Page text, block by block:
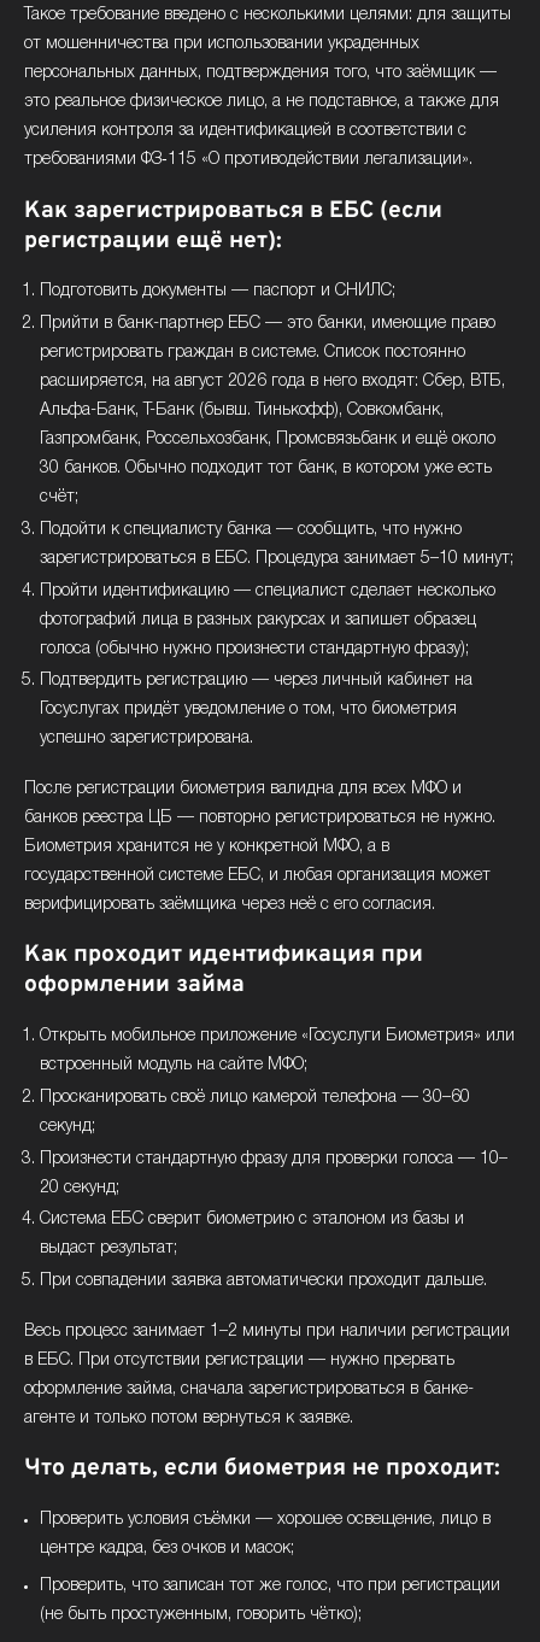
Такое требование введено с несколькими целями: для защиты
от мошенничества при использовании украденных
персональных данных, подтверждения того, что заёмщик —
это реальное физическое лицо, а не подставное, а также для
усиления контроля за идентификацией в соответствии с
требованиями ФЗ‑115 «О противодействии легализации».
Как зарегистрироваться в ЕБС (если
регистрации ещё нет):
Подготовить документы — паспорт и СНИЛС;
Прийти в банк-партнер ЕБС — это банки, имеющие право
регистрировать граждан в системе. Список постоянно
расширяется, на август 2026 года в него входят: Сбер, ВТБ,
Альфа-Банк, Т-Банк (бывш. Тинькофф), Совкомбанк,
Газпромбанк, Россельхозбанк, Промсвязьбанк и ещё около
30 банков. Обычно подходит тот банк, в котором уже есть
счёт;
Подойти к специалисту банка — сообщить, что нужно
зарегистрироваться в ЕБС. Процедура занимает 5–10 минут;
Пройти идентификацию — специалист сделает несколько
фотографий лица в разных ракурсах и запишет образец
голоса (обычно нужно произнести стандартную фразу);
Подтвердить регистрацию — через личный кабинет на
Госуслугах придёт уведомление о том, что биометрия
успешно зарегистрирована.
После регистрации биометрия валидна для всех МФО и
банков реестра ЦБ — повторно регистрироваться не нужно.
Биометрия хранится не у конкретной МФО, а в
государственной системе ЕБС, и любая организация может
верифицировать заёмщика через неё с его согласия.
Как проходит идентификация при
оформлении займа
Открыть мобильное приложение «Госуслуги Биометрия» или
встроенный модуль на сайте МФО;
Просканировать своё лицо камерой телефона — 30–60
секунд;
Произнести стандартную фразу для проверки голоса — 10–
20 секунд;
Система ЕБС сверит биометрию с эталоном из базы и
выдаст результат;
При совпадении заявка автоматически проходит дальше.
Весь процесс занимает 1–2 минуты при наличии регистрации
в ЕБС. При отсутствии регистрации — нужно прервать
оформление займа, сначала зарегистрироваться в банке-
агенте и только потом вернуться к заявке.
Что делать, если биометрия не проходит:
Проверить условия съёмки — хорошее освещение, лицо в
центре кадра, без очков и масок;
Проверить, что записан тот же голос, что при регистрации
(не быть простуженным, говорить чётко);